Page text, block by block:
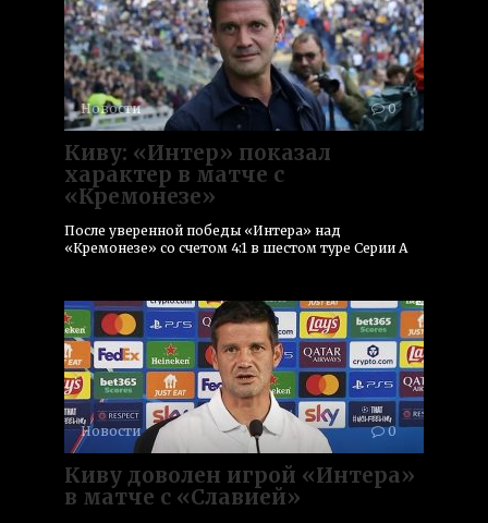
Новости 0
Киву: «Интер» показал
характер в матче с
«Кремонезе»
После уверенной победы «Интера» над
«Кремонезе» со счетом 4:1 в шестом туре Серии А
Новости 0
Киву доволен игрой «Интера»
в матче с «Славией»